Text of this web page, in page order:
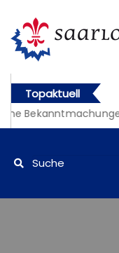
Topaktuell